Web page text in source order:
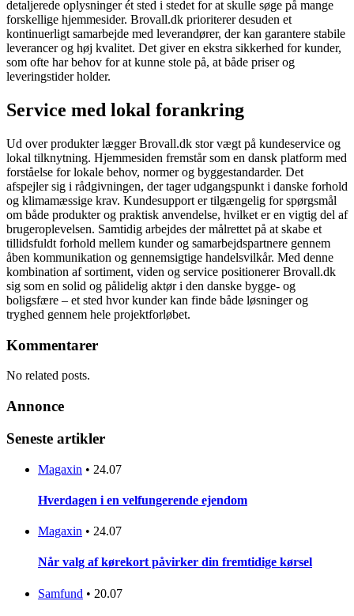
detaljerede oplysninger ét sted i stedet for at skulle søge på mange
forskellige hjemmesider. Brovall.dk prioriterer desuden et
kontinuerligt samarbejde med leverandører, der kan garantere stabile
leverancer og høj kvalitet. Det giver en ekstra sikkerhed for kunder,
som ofte har behov for at kunne stole på, at både priser og
leveringstider holder.
Service med lokal forankring
Ud over produkter lægger Brovall.dk stor vægt på kundeservice og
lokal tilknytning. Hjemmesiden fremstår som en dansk platform med
forståelse for lokale behov, normer og byggestandarder. Det
afspejler sig i rådgivningen, der tager udgangspunkt i danske forhold
og klimamæssige krav. Kundesupport er tilgængelig for spørgsmål
om både produkter og praktisk anvendelse, hvilket er en vigtig del af
brugeroplevelsen. Samtidig arbejdes der målrettet på at skabe et
tillidsfuldt forhold mellem kunder og samarbejdspartnere gennem
åben kommunikation og gennemsigtige handelsvilkår. Med denne
kombination af sortiment, viden og service positionerer Brovall.dk
sig som en solid og pålidelig aktør i den danske bygge- og
boligsfære – et sted hvor kunder kan finde både løsninger og
tryghed gennem hele projektforløbet.
Kommentarer
No related posts.
Annonce
Seneste artikler
Magaxin • 24.07
Hverdagen i en velfungerende ejendom
Magaxin • 24.07
Når valg af kørekort påvirker din fremtidige kørsel
Samfund • 20.07